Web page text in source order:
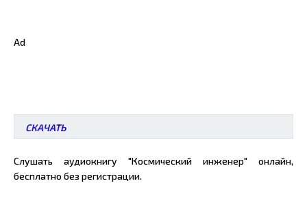
Ad
СКАЧАТЬ
Слушать аудиокнигу "Космический инженер" онлайн,
бесплатно без регистрации.